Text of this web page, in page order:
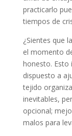
practicarlo
tiempos de
¿Sientes que
el momento
honesto. Esto
dispuesto a
tejido
inevitables,
opcional;
malos para